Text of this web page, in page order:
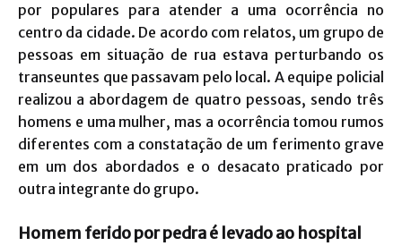
por populares para atender a uma ocorrência no
centro da cidade. De acordo com relatos, um grupo de
pessoas em situação de rua estava perturbando os
transeuntes que passavam pelo local. A equipe policial
realizou a abordagem de quatro pessoas, sendo três
homens e uma mulher, mas a ocorrência tomou rumos
diferentes com a constatação de um ferimento grave
em um dos abordados e o desacato praticado por
outra integrante do grupo.
Homem ferido por pedra é levado ao hospital